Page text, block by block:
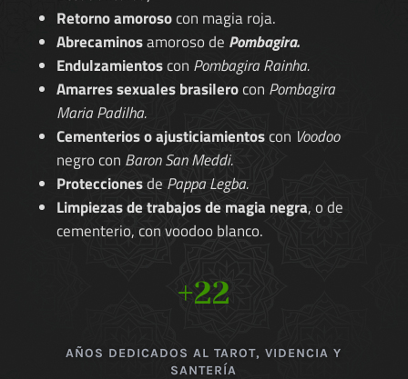
Retorno amorosocon magia roja.
Abrecaminosamoroso de Pombagira.
Endulzamientoscon Pombagira Rainha.
Amarres sexuales brasilerocon Pombagira
Maria Padilha.
Cementerios o ajusticiamientoscon Voodoo
negro con Baron San Meddi.
Proteccionesde Pappa Legba.
Limpiezas de trabajos de magia negra, o de
cementerio, con voodoo blanco.
+22
AÑOS DEDICADOS AL TAROT, VIDENCIA Y
SANTERÍA